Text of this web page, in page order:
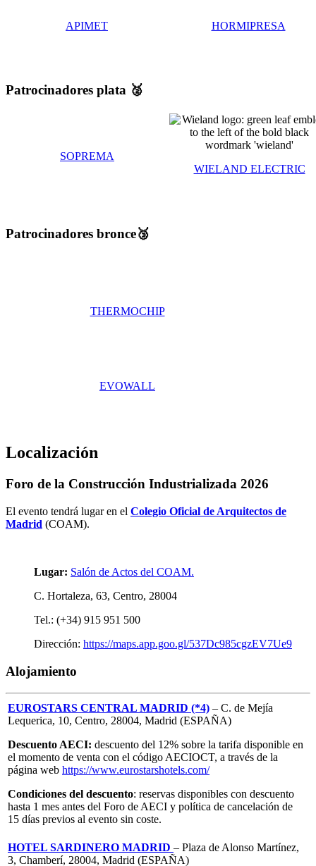
APIMET HORMIPRESA
Patrocinadores plata ​🥈​
SOPREMA
WIELAND ELECTRIC
Patrocinadores bronce🥉​
THERMOCHIP
EVOWALL
Localización
Foro de la Construcción Industrializada 2026
El evento tendrá lugar en el Colegio Oficial de Arquitectos de
Madrid (COAM).
Lugar: Salón de Actos del COAM.
C. Hortaleza, 63, Centro, 28004
Tel.: (+34) 915 951 500
Dirección: https://maps.app.goo.gl/537Dc985cgzEV7Ue9
Alojamiento
EUROSTARS CENTRAL MADRID (*4) – C. de Mejía
Lequerica, 10, Centro, 28004, Madrid (ESPAÑA)
Descuento AECI: descuento del 12% sobre la tarifa disponible en
el momento de venta con el código AECIOCT, a través de la
página web https://www.eurostarshotels.com/
Condiciones del descuento: reservas disponibles con descuento
hasta 1 mes antes del Foro de AECI y política de cancelación de
15 días previos al evento sin coste.
HOTEL SARDINERO MADRID – Plaza de Alonso Martínez,
3, Chamberí, 28004, Madrid (ESPAÑA)